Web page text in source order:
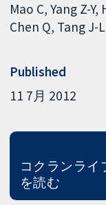
Mao C Yang Z-Y
Chen Q Tang J-L
Published
11 7月 2012
コクランライ
を読む